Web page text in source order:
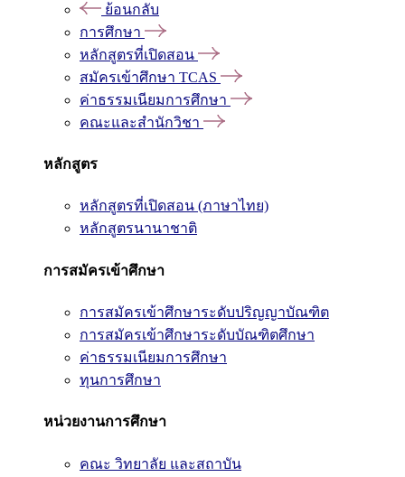
ย้อนกลับ
การศึกษา
หลักสูตรที่เปิดสอน
สมัครเข้าศึกษา TCAS
ค่าธรรมเนียมการศึกษา
คณะและสำนักวิชา
หลักสูตร
หลักสูตรที่เปิดสอน (ภาษาไทย)
หลักสูตรนานาชาติ
การสมัครเข้าศึกษา
การสมัครเข้าศึกษาระดับปริญญาบัณฑิต
การสมัครเข้าศึกษาระดับบัณฑิตศึกษา
ค่าธรรมเนียมการศึกษา
ทุนการศึกษา
หน่วยงานการศึกษา
คณะ วิทยาลัย และสถาบัน